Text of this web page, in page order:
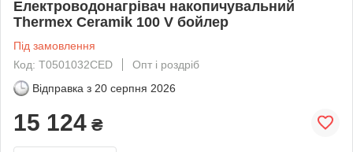
Електроводонагрівач накопичувальний
Thermex Ceramik 100 V бойлер
Під замовлення
Код: T0501032CED
Опт і роздріб
Відправка з 20 серпня 2026
15 124 ₴